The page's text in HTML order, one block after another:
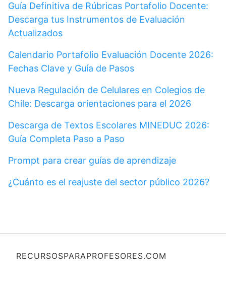
Guía Definitiva de Rúbricas Portafolio Docente:
Descarga tus Instrumentos de Evaluación
Actualizados
Calendario Portafolio Evaluación Docente 2026:
Fechas Clave y Guía de Pasos
Nueva Regulación de Celulares en Colegios de
Chile: Descarga orientaciones para el 2026
Descarga de Textos Escolares MINEDUC 2026:
Guía Completa Paso a Paso
Prompt para crear guías de aprendizaje
¿Cuánto es el reajuste del sector público 2026?
RECURSOSPARAPROFESORES.COM